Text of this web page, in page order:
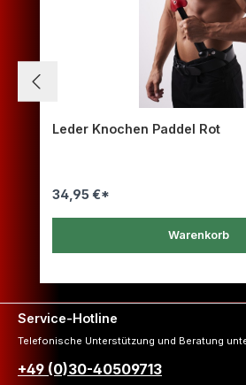
Leder Knochen Paddel Rot
34,95 €*
Warenkorb
Service-Hotline
Telefonische Unterstützung und Beratung
+49 (0)30-40509713